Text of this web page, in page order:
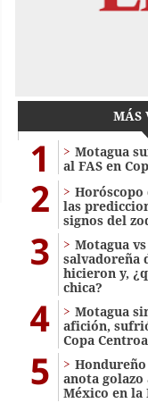
MÁS
1
Motagua
al FAS en
2
Horóscopo
las
signos del
3
Motagua
salvadoreña
hicieron y,
chica?
4
Motagua
afición,
Copa
5
Hondureño
anota
México en la